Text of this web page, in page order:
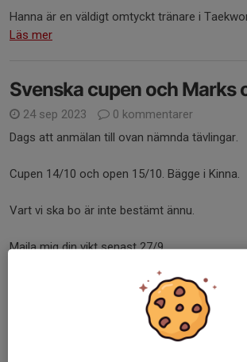
Hanna är en väldigt omtyckt tränare i
Läs mer
Svenska cupen och Marks
24 sep 2023
0 kommentarer
Dags att anmälan till ovan nämnda tävlingar.
Cupen 14/10 och open 15/10. Bägge i Kinna.
Vart vi ska bo är inte bestämt ännu.
Maila mig din vikt senast 27/9.
Väg dig på klubben på måndag.
Avgiften sätter ni in som vanligt...